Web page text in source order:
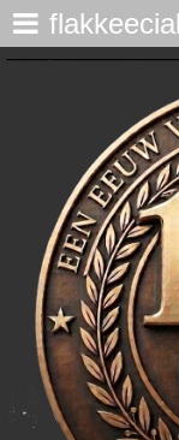
nieuws
lunchroom
de ijsspecialist
flakkeecialiteiten
skitaart